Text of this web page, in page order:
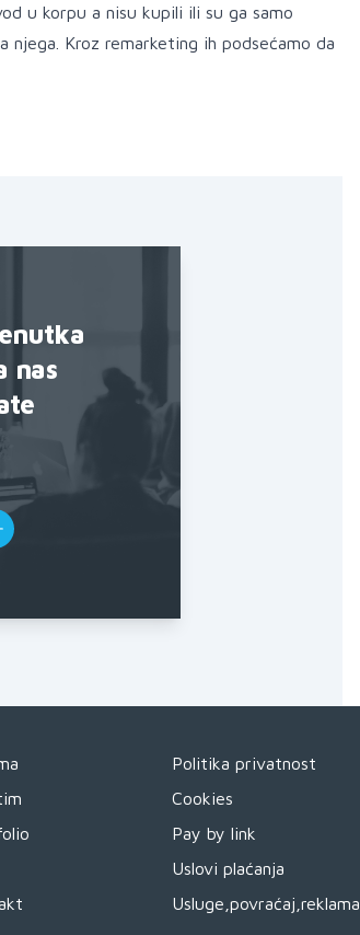
u korpu a nisu kupili ili su ga samo
Kroz remarketing ih podsećamo da
nas
Politika privatnost
Cookies
Pay by link
Uslovi plaćanja